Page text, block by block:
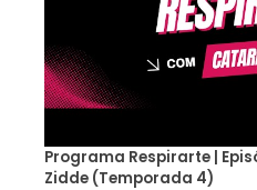
Programa Respirarte |
Zidde (Temporada 4)